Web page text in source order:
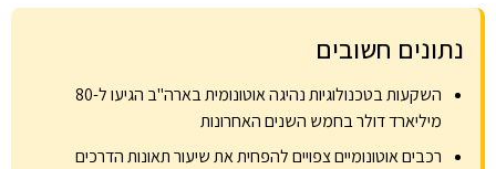
נתונים חשובים
השקעות בטכנולוגיות נהיגה אוטונומית בארה"ב הגיעו ל-80
מיליארד דולר בחמש השנים האחרונות
רכבים אוטונומיים צפויים להפחית את שיעור תאונות הדרכים